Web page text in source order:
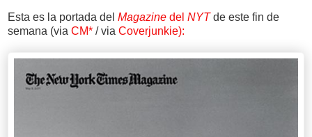
Esta es la portada del Magazine del NYTde este fin de
semana (via CM* / via Coverjunkie):